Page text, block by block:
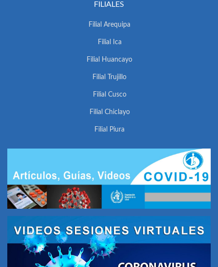
FILIALES
Filial Arequipa
Filial Ica
Filial Huancayo
Filial Trujillo
Filial Cusco
Filial Chiclayo
Filial Piura